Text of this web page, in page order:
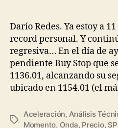
entrada
Darío Redes. Ya estoy a
record personal. Y
regresiva… En el día de
pendiente Buy Stop que
1136.01, alcanzando su
ubicado en 1154.01 (el
Etiquetas
Aceleración, Análisis
Momento, Onda, Precio,